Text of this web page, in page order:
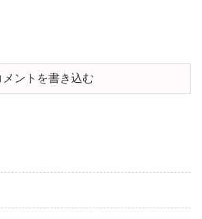
メントを書き込む